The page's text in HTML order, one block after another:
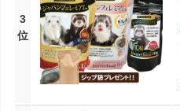
3
位